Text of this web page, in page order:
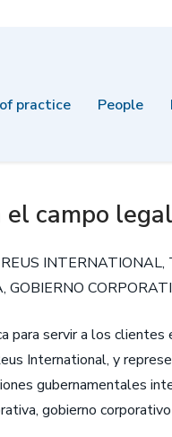
practice People
el campo legal
para servir a los
International, y
gubernamentales
gobierno